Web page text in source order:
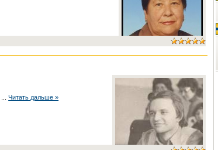
...Читать дальше »